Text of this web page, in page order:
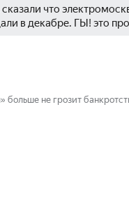
что
в декабре. ГЫ! это
больше не грозит